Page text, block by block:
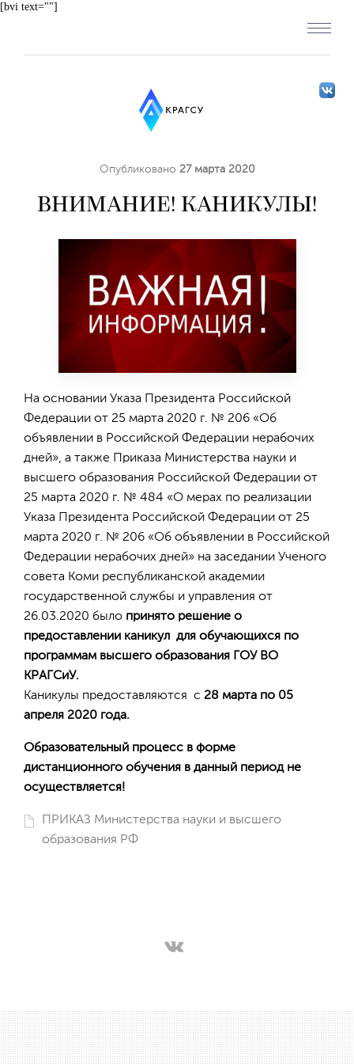
[bvi text=""]
Опубликовано 27 марта 2020
ВНИМАНИЕ! КАНИКУЛЫ!
На основании Указа Президента Российской
Федерации от 25 марта 2020 г. № 206 «Об
объявлении в Российской Федерации нерабочих
дней», а также Приказа Министерства науки и
высшего образования Российской Федерации от
25 марта 2020 г. № 484 «О мерах по реализации
Указа Президента Российской Федерации от 25
марта 2020 г. № 206 «Об объявлении в Российской
Федерации нерабочих дней» на заседании Ученого
совета Коми республиканской академии
государственной службы и управления от
26.03.2020 было принято решение о
предоставлении каникул для обучающихся по
программам высшего образования ГОУ ВО
КРАГСиУ.
Каникулы предоставляются с 28 марта по 05
апреля 2020 года.
Образовательный процесс в форме
дистанционного обучения в данный период не
осуществляется!
ПРИКАЗ Министерства науки и высшего
образования РФ